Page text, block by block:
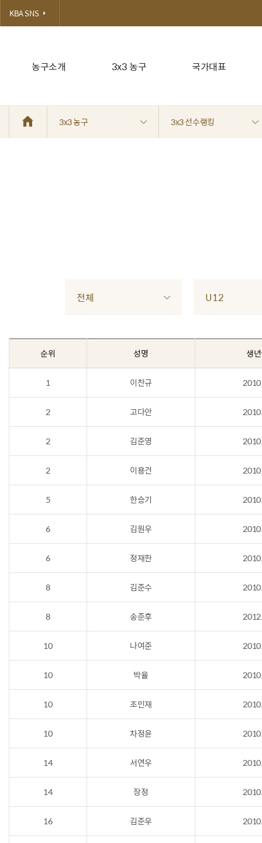
농구소개 3x3 농구 국가대표
KBA SNS
3x3 농구 3x3 선수랭킹
전체 U12
순위 성명 생
1 이찬규
2 고다안
2 김준영
2 이용건
5 한승기
6 김원우
6 정재한
8 김준수
8 송준후
10 나여준
10 박율
10 조민재
10 차정윤
14 서연우
14 장정
16 김준우